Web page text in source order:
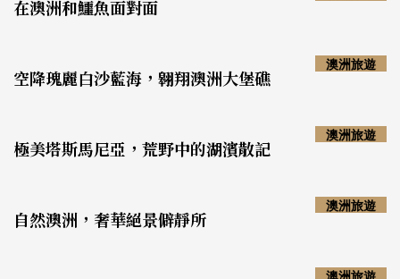
在澳洲和鱷魚面對面
空降瑰麗白沙藍海，翱翔澳洲大堡礁
澳洲旅遊
極美塔斯馬尼亞，荒野中的湖濱散記
澳洲旅遊
自然澳洲，奢華絕景僻靜所
澳洲旅遊
澳洲旅遊